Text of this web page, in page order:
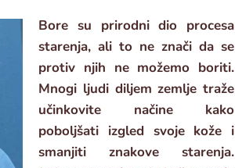
Bore su prirodni dio procesa
starenja, ali to ne znači da se
protiv njih ne možemo boriti.
Mnogi ljudi diljem zemlje traže
učinkovite načine kako
poboljšati izgled svoje kože i
smanjiti znakove starenja.